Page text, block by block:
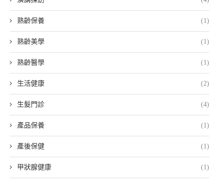
熟齡保養 (1)
熟齡美學 (1)
熟齡醫學 (1)
生活健康 (2)
生髮門診 (4)
產品保養 (1)
產後保健 (1)
甲狀腺健康 (1)